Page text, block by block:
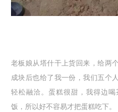
老板娘从塔什干上货回来，给两
成块后也给了我一份，我们五个
轻松融洽。蛋糕很甜，我得边
饭，所以好不容易才把蛋糕吃下。